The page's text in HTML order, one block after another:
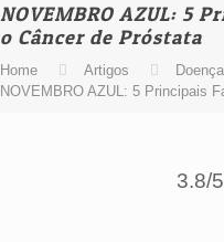
NOVEMBRO AZUL: 5
o Câncer de Próstata
Home Artigos
NOVEMBRO AZUL: 5 Principais
3.8/